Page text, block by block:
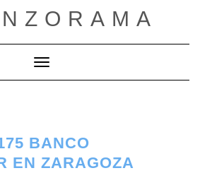
Cambiar modo de navegación
BANCO
EN ZARAGOZA